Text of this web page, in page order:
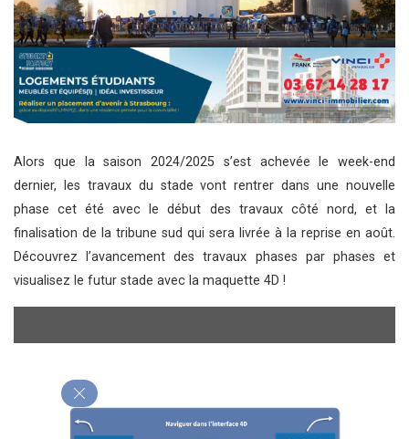
Alors que la saison 2024/2025 s’est achevée le week-end
dernier, les travaux du stade vont rentrer dans une nouvelle
phase cet été avec le début des travaux côté nord, et la
finalisation de la tribune sud qui sera livrée à la reprise en août.
Découvrez l’avancement des travaux phases par phases et
visualisez le futur stade avec la maquette 4D !